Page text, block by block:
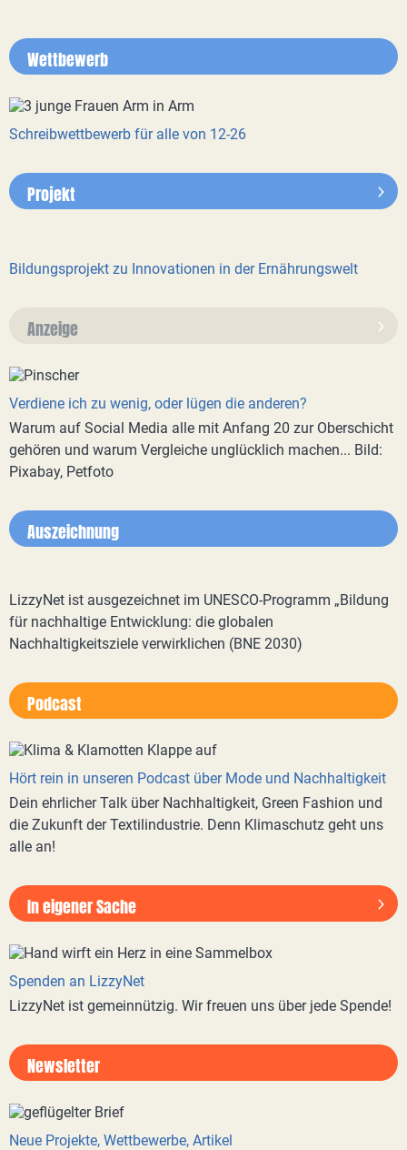
Wettbewerb
Schreibwettbewerb für alle von 12-26
Projekt
Bildungsprojekt zu Innovationen in der Ernährungswelt
Anzeige
Verdiene ich zu wenig, oder lügen die anderen?
Warum auf Social Media alle mit Anfang 20 zur Oberschicht
gehören und warum Vergleiche unglücklich machen... Bild:
Pixabay, Petfoto
Auszeichnung
LizzyNet ist ausgezeichnet im UNESCO-Programm „Bildung
für nachhaltige Entwicklung: die globalen
Nachhaltigkeitsziele verwirklichen (BNE 2030)
Podcast
Hört rein in unseren Podcast über Mode und Nachhaltigkeit
Dein ehrlicher Talk über Nachhaltigkeit, Green Fashion und
die Zukunft der Textilindustrie. Denn Klimaschutz geht uns
alle an!
In eigener Sache
Spenden an LizzyNet
LizzyNet ist gemeinnützig. Wir freuen uns über jede Spende!
Newsletter
Neue Projekte, Wettbewerbe, Artikel